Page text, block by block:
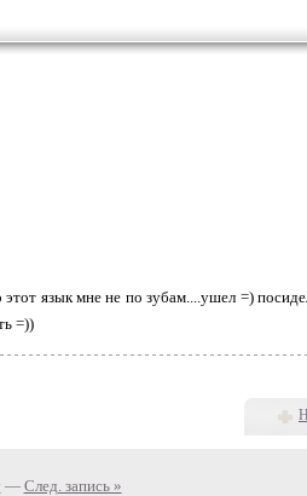
язык мне не по зубам....ушел =)
=))
— След. запись »